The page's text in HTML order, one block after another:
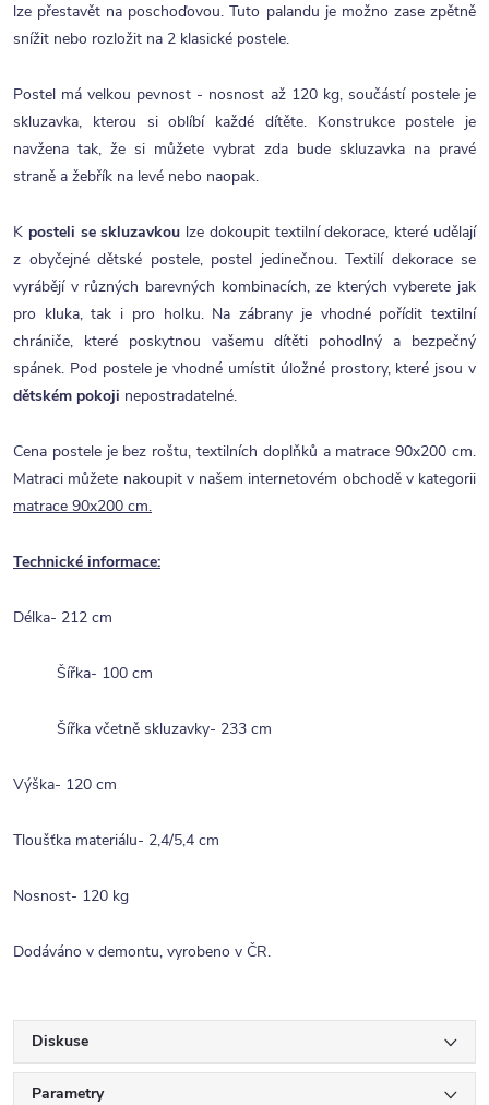
lze přestavět na poschoďovou. Tuto palandu je možno zase zpětně
snížit nebo rozložit na 2 klasické postele.
Postel má velkou pevnost - nosnost až 120 kg, součástí postele je
skluzavka, kterou si oblíbí každé dítěte. Konstrukce postele je
navžena tak, že si můžete vybrat zda bude skluzavka na pravé
straně a žebřík na levé nebo naopak.
K posteli se skluzavkou lze dokoupit textilní dekorace, které udělají
z obyčejné dětské postele, postel jedinečnou. Textilí dekorace se
vyrábějí v různých barevných kombinacích, ze kterých vyberete jak
pro kluka, tak i pro holku. Na zábrany je vhodné pořídit textilní
chrániče, které poskytnou vašemu dítěti pohodlný a bezpečný
spánek. Pod postele je vhodné umístit úložné prostory, které jsou v
dětském pokoji nepostradatelné.
Cena postele je bez roštu, textilních doplňků a matrace 90x200 cm.
Matraci můžete nakoupit v našem internetovém obchodě v kategorii
matrace 90x200 cm.
Technické informace:
Délka- 212 cm
Šířka- 100 cm
Šířka včetně skluzavky- 233 cm
Výška- 120 cm
Tloušťka materiálu- 2,4/5,4 cm
Nosnost- 120 kg
Dodáváno v demontu, vyrobeno v ČR.
Diskuse
Parametry